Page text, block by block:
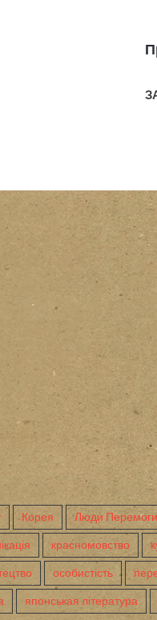
Корея Люди Перемоги
красномовство
особистість
японськая література